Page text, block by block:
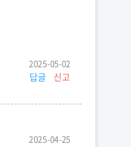
2025-05-02
답글 신고
2025-04-25